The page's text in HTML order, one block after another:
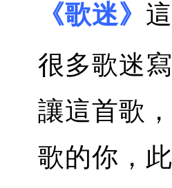
《歌迷》
很多歌迷
讓這首歌
歌的你，